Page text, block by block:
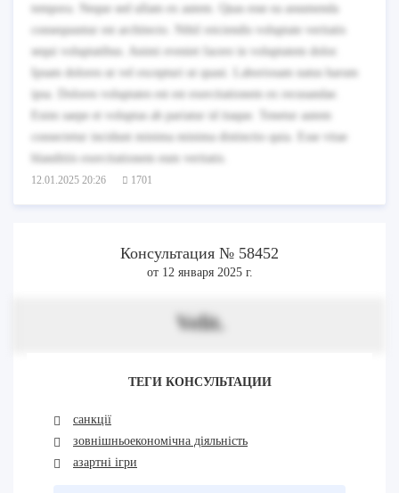
tempora. Neque sed ullam ex autem. Quas esse ea assumenda
consequuntur est architecto. Nihil reiciendis voluptate veritatis
sequi voluptatibus. Animi eveniet facere in voluptatem dolor.
Ipsam dolores ut vel excepturi ut quasi. Laboriosam natus harum
ipsa. Dolores voluptates est est exercitationem ex recusandae.
Enim saepe et voluptas ab pariatur id itaque. Tenetur autem
consectetur incidunt minima minima distinctio quia. Esse vitae
blanditiis exercitationem eum veritatis.
12.01.2025 20:26 1701
Консультация № 58452
от 12 января 2025 г.
Velit.
ТЕГИ КОНСУЛЬТАЦИИ
санкції
зовнішньоекономічна діяльність
азартні ігри